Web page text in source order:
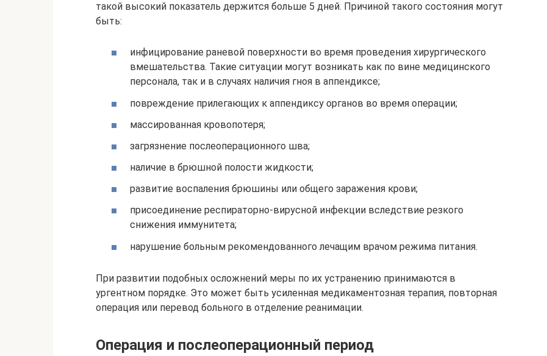
такой высокий показатель держится больше 5 дней. Причиной такого состояния могут
быть:
инфицирование раневой поверхности во время проведения хирургического
вмешательства. Такие ситуации могут возникать как по вине медицинского
персонала, так и в случаях наличия гноя в аппендиксе;
повреждение прилегающих к аппендиксу органов во время операции;
массированная кровопотеря;
загрязнение послеоперационного шва;
наличие в брюшной полости жидкости;
развитие воспаления брюшины или общего заражения крови;
присоединение респираторно-вирусной инфекции вследствие резкого
снижения иммунитета;
нарушение больным рекомендованного лечащим врачом режима питания.
При развитии подобных осложнений меры по их устранению принимаются в
ургентном порядке. Это может быть усиленная медикаментозная терапия, повторная
операция или перевод больного в отделение реанимации.
Операция и послеоперационный период